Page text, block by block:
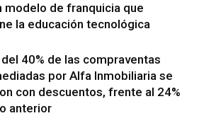
modelo de franquicia que
la educación tecnológica
40% de las compraventas
por Alfa Inmobiliaria se
con descuentos, frente al 24%
anterior